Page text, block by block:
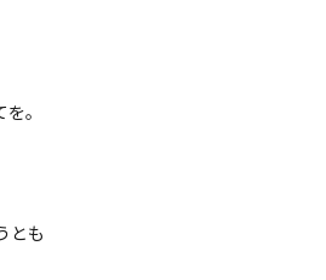
。
とも